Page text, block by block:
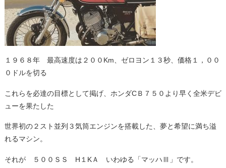
１９６８年 最高速度は２００Km、ゼロヨン１３秒、価格１，００
０ドルを切る
これらを必達の目標として掲げ、ホンダCＢ７５０より早く全米デビ
ューを果たした
世界初の２スト並列３気筒エンジンを搭載した、夢と希望に満ち溢
れるマシン。
それが ５００ＳＳ H１KＡ いわゆる「マッハⅢ」です。